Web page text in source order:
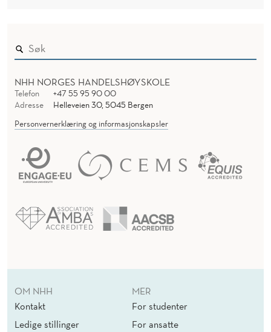
NHH NORGES HANDELSHØYSKOLE
Telefon
+47 55 95 90 00
Adresse
Helleveien 30, 5045 Bergen
Personvernerklæring og informasjonskapsler
OM NHH
Kontakt
Ledige stillinger
MER
For studenter
For ansatte